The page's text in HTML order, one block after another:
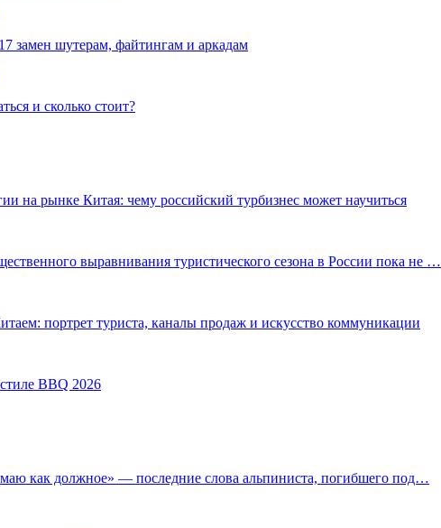
замен шутерам, файтингам и аркадам
и сколько стоит?
на рынке Китая: чему российский турбизнес может научиться
выравнивания туристического сезона в России пока не …
портрет туриста, каналы продаж и искусство коммуникации
BBQ 2026
как должное» — последние слова альпиниста, погибшего под…